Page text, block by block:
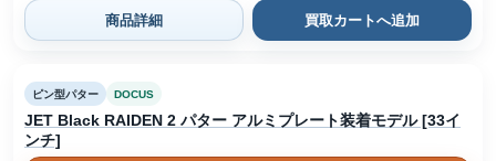
商品詳細 買取カートへ追加
ピン型パター DOCUS
JET Black RAIDEN 2 パター アルミプレート装着モデル [33イ
ンチ]